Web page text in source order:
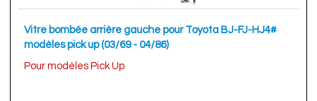
Vitre bombée arrière gauche pour Toyota BJ-FJ-HJ4#
modèles pick up (03/69 - 04/86)
Pour modèles Pick Up